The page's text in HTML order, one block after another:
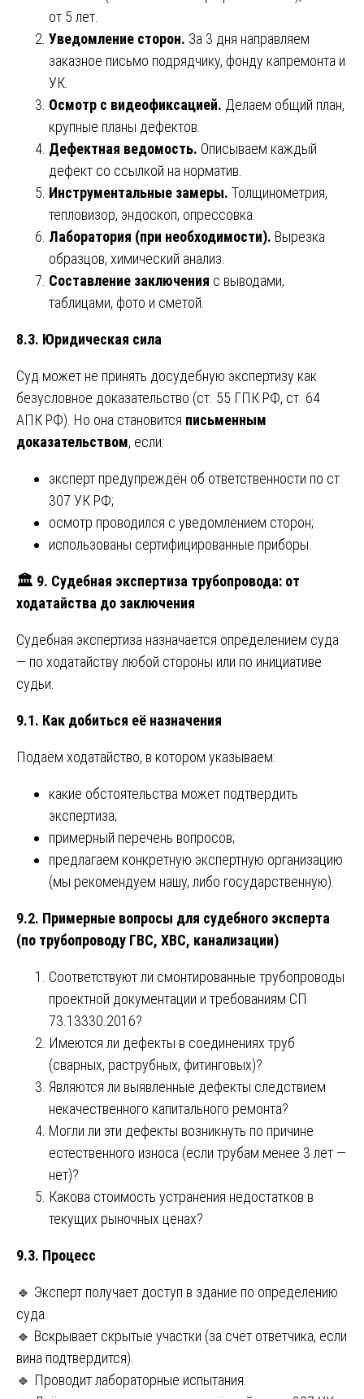
от 5 лет.
Уведомление сторон. За 3 дня направляем
заказное письмо подрядчику, фонду капремонта и
УК.
Осмотр с видеофиксацией. Делаем общий план,
крупные планы дефектов.
Дефектная ведомость. Описываем каждый
дефект со ссылкой на норматив.
Инструментальные замеры. Толщинометрия,
тепловизор, эндоскоп, опрессовка.
Лаборатория (при необходимости). Вырезка
образцов, химический анализ.
Составление заключения с выводами,
таблицами, фото и сметой.
8.3. Юридическая сила
Суд может не принять досудебную экспертизу как
безусловное доказательство (ст. 55 ГПК РФ, ст. 64
АПК РФ). Но она становится письменным
доказательством, если:
эксперт предупреждён об ответственности по ст.
307 УК РФ;
осмотр проводился с уведомлением сторон;
использованы сертифицированные приборы.
🏛 ️ 9. Судебная экспертиза трубопровода: от
ходатайства до заключения
Судебная экспертиза назначается определением суда
— по ходатайству любой стороны или по инициативе
судьи.
9.1. Как добиться её назначения
Подаём ходатайство, в котором указываем:
какие обстоятельства может подтвердить
экспертиза;
примерный перечень вопросов;
предлагаем конкретную экспертную организацию
(мы рекомендуем нашу, либо государственную).
9.2. Примерные вопросы для судебного эксперта
(по трубопроводу ГВС, ХВС, канализации)
Соответствуют ли смонтированные трубопроводы
проектной документации и требованиям СП
73.13330.2016?
Имеются ли дефекты в соединениях труб
(сварных, раструбных, фитинговых)?
Являются ли выявленные дефекты следствием
некачественного капитального ремонта?
Могли ли эти дефекты возникнуть по причине
естественного износа (если трубам менее 3 лет —
нет)?
Какова стоимость устранения недостатков в
текущих рыночных ценах?
9.3. Процесс
🔹 Эксперт получает доступ в здание по определению
суда.
🔹 Вскрывает скрытые участки (за счёт ответчика, если
вина подтвердится).
🔹 Проводит лабораторные испытания.